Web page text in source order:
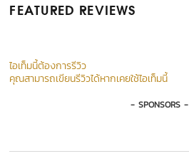
FEATURED REVIEWS
ไอเท็มนี้ต้องการรีวิว
คุณสามารถเขียนรีวิวได้หากเคยใช้ไอเท็มนี้
- SPONSORS -